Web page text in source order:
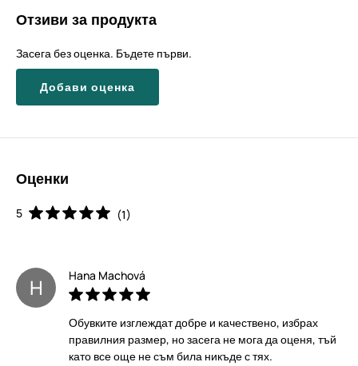
Отзиви за продукта
Засега без оценка. Бъдете първи.
Добави оценка
Оценки
5 (1)
H Hana Machová
Обувките изглеждат добре и качествено, избрах
правилния размер, но засега не мога да оценя, тъй
като все още не съм била никъде с тях.